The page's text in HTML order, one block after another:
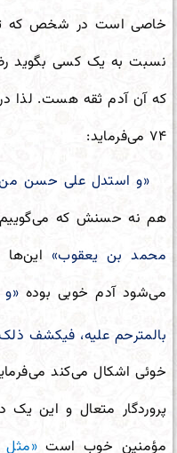
خاصی است در شخص که
نسبت به یک کسی بگوید
که آن آدم ثقه هست. لذا
۷۴ می‌فرماید:
«و استدل على حسن من
هم نه حسنش که می‌گوییم
محمد بن یعقوب»
می‌شود آدم خوبی بوده«و
بالمترحم علیه، فیکشف
خوئی اشکال می‌کند
پروردگار متعال و این
مؤمنین خوب است«مثل